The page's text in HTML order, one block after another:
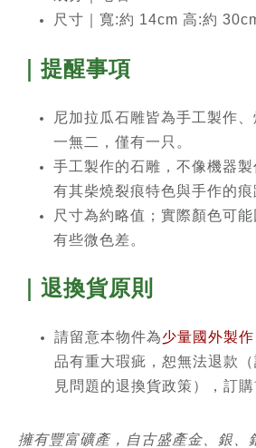
尺寸｜寬:約 14cm 高:約
｜提醒事項
尼加拉瓜石雕皆為手工製作
一無二，僅有一只。
手工製作的石雕，不像機器
有其柴燒裂痕特色與手作的痕
尺寸為約略值；實際顏色可
有些微色差。
｜退換貨原則
請留意本物件為少量國外製作
品有重大瑕疵，恕無法退款
見問題的退換貨政策），訂購
擁有豐富礦產，自古盛產金、銀、